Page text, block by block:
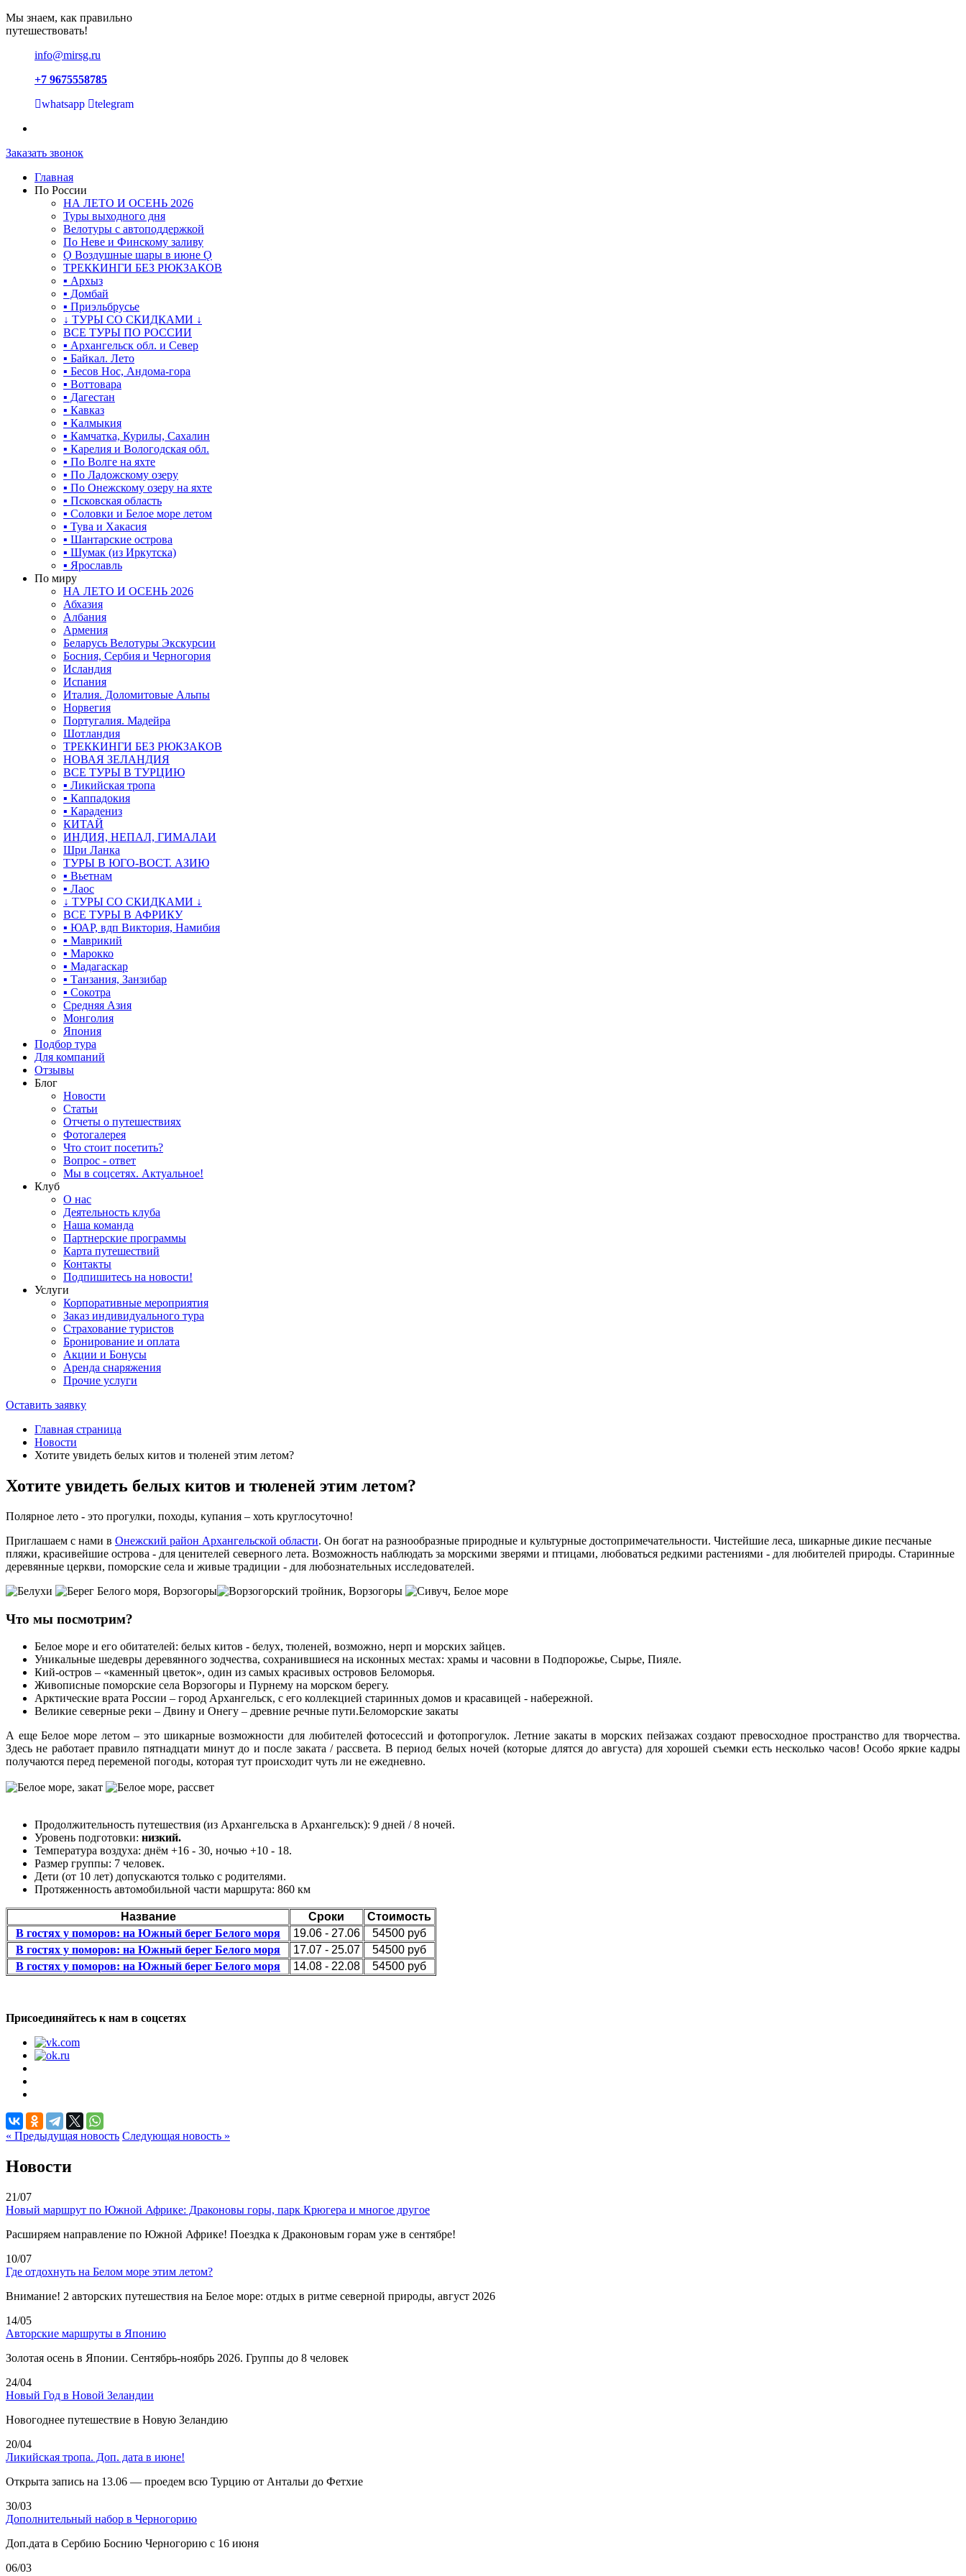
Мы знаем, как правильно
путешествовать!
info@mirsg.ru
+7 9675558785
whatsapp
telegram
Заказать звонок
Главная
По России
НА ЛЕТО И ОСЕНЬ 2026
Туры выходного дня
Велотуры с автоподдержкой
По Неве и Финскому заливу
Ǫ Воздушные шары в июне Ǫ
ТРЕККИНГИ БЕЗ РЮКЗАКОВ
▪ Архыз
▪ Домбай
▪ Приэльбрусье
↓ ТУРЫ СО СКИДКАМИ ↓
ВСЕ ТУРЫ ПО РОССИИ
▪ Архангельск обл. и Север
▪ Байкал. Лето
▪ Бесов Нос, Андома-гора
▪ Воттовара
▪ Дагестан
▪ Кавказ
▪ Калмыкия
▪ Камчатка, Курилы, Сахалин
▪ Карелия и Вологодская обл.
▪ По Волге на яхте
▪ По Ладожскому озеру
▪ По Онежскому озеру на яхте
▪ Псковская область
▪ Соловки и Белое море летом
▪ Тува и Хакасия
▪ Шантарские острова
▪ Шумак (из Иркутска)
▪ Ярославль
По миру
НА ЛЕТО И ОСЕНЬ 2026
Абхазия
Албания
Армения
Беларусь Велотуры Экскурсии
Босния, Сербия и Черногория
Исландия
Испания
Италия. Доломитовые Альпы
Норвегия
Португалия. Мадейра
Шотландия
ТРЕККИНГИ БЕЗ РЮКЗАКОВ
НОВАЯ ЗЕЛАНДИЯ
ВСЕ ТУРЫ В ТУРЦИЮ
▪ Ликийская тропа
▪ Каппадокия
▪ Карадениз
КИТАЙ
ИНДИЯ, НЕПАЛ, ГИМАЛАИ
Шри Ланка
ТУРЫ В ЮГО-ВОСТ. АЗИЮ
▪ Вьетнам
▪ Лаос
↓ ТУРЫ СО СКИДКАМИ ↓
ВСЕ ТУРЫ В АФРИКУ
▪ ЮАР, вдп Виктория, Намибия
▪ Маврикий
▪ Марокко
▪ Мадагаскар
▪ Танзания, Занзибар
▪ Сокотра
Средняя Азия
Монголия
Япония
Подбор тура
Для компаний
Отзывы
Блог
Новости
Статьи
Отчеты о путешествиях
Фотогалерея
Что стоит посетить?
Вопрос - ответ
Мы в соцсетях. Актуальное!
Клуб
О нас
Деятельность клуба
Наша команда
Партнерские программы
Карта путешествий
Контакты
Подпишитесь на новости!
Услуги
Корпоративные мероприятия
Заказ индивидуального тура
Страхование туристов
Бронирование и оплата
Акции и Бонусы
Аренда снаряжения
Прочие услуги
Оставить заявку
Главная страница
Новости
Хотите увидеть белых китов и тюленей этим летом?
Хотите увидеть белых китов и тюленей этим летом?
Полярное лето - это прогулки, походы, купания – хоть круглосуточно!
Приглашаем с нами в Онежский район Архангельской области. Он богат на разнообразные природные и культурные достопримечательности. Чистейшие леса, шикарные дикие песчаные
пляжи, красивейшие острова - для ценителей северного лета. Возможность наблюдать за морскими зверями и птицами, любоваться редкими растениями - для любителей природы. Старинные
деревянные церкви, поморские села и живые традиции - для любознательных исследователей.
Что мы посмотрим?
Белое море и его обитателей: белых китов - белух, тюленей, возможно, нерп и морских зайцев.
Уникальные шедевры деревянного зодчества, сохранившиеся на исконных местах: храмы и часовни в Подпорожье, Сырье, Пияле.
Кий-остров – «каменный цветок», один из самых красивых островов Беломорья.
Живописные поморские села Ворзогоры и Пурнему на морском берегу.
Арктические врата России – город Архангельск, с его коллекцией старинных домов и красавицей - набережной.
Великие северные реки – Двину и Онегу – древние речные пути.Беломорские закаты
А еще Белое море летом – это шикарные возможности для любителей фотосессий и фотопрогулок. Летние закаты в морских пейзажах создают превосходное пространство для творчества.
Здесь не работает правило пятнадцати минут до и после заката / рассвета. В период белых ночей (которые длятся до августа) для хорошей съемки есть несколько часов! Особо яркие кадры
получаются перед переменой погоды, которая тут происходит чуть ли не ежедневно.
Продолжительность путешествия (из Архангельска в Архангельск): 9 дней / 8 ночей.
Уровень подготовки: низкий.
Температура воздуха: днём +16 - 30, ночью +10 - 18.
Размер группы: 7 человек.
Дети (от 10 лет) допускаются только с родителями.
Протяженность автомобильной части маршрута: 860 км
Название Сроки
Стоимость
В гостях у поморов: на Южный берег Белого моря
19.06 - 27.06
54500 руб
В гостях у поморов: на Южный берег Белого моря
17.07 - 25.07
54500 руб
В гостях у поморов: на Южный берег Белого моря
14.08 - 22.08 54500 руб
Присоединяйтесь к нам в соцсетях
« Предыдущая новость Следующая новость »
Новости
21/07
Новый маршрут по Южной Африке: Драконовы горы, парк Крюгера и многое другое
Расширяем направление по Южной Африке! Поездка к Драконовым горам уже в сентябре!
10/07
Где отдохнуть на Белом море этим летом?
Внимание! 2 авторских путешествия на Белое море: отдых в ритме северной природы, август 2026
14/05
Авторские маршруты в Японию
Золотая осень в Японии. Сентябрь-ноябрь 2026. Группы до 8 человек
24/04
Новый Год в Новой Зеландии
Новогоднее путешествие в Новую Зеландию
20/04
Ликийская тропа. Доп. дата в июне!
Открыта запись на 13.06 — проедем всю Турцию от Антальи до Фетхие
30/03
Дополнительный набор в Черногорию
Доп.дата в Сербию Боснию Черногорию с 16 июня
06/03